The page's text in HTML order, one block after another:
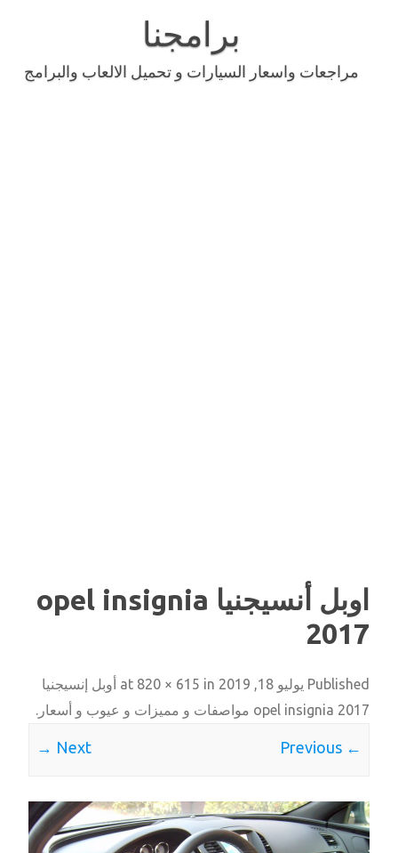
برامجنا
مراجعات واسعار السيارات و تحميل الالعاب والبرامج
اوبل أنسيجنيا opel insignia
2017
Published يوليو 18, 2019 820 × 615 in
أوبل إنسيجنيا
2017 opel insignia مواصفات و مميزات و عيوب و أسعار
.
← Previous
Next →